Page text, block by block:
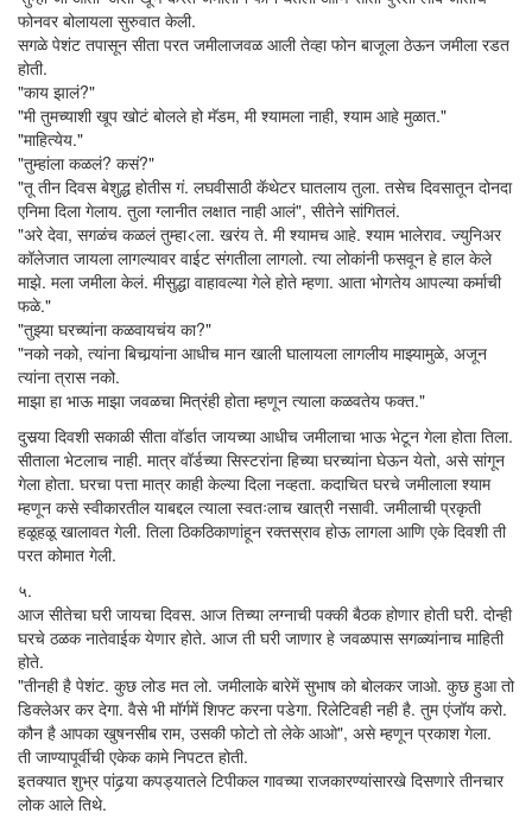
फोनवर बोलायला सुरुवात केली.
सगळे पेशंट तपासून सीता परत जमीलाजवळ आली तेव्हा फोन बाजूला ठेऊन जमीला रडत
होती.
"काय झालं?"
"मी तुमच्याशी खूप खोटं बोलले हो मॅडम, मी श्यामला नाही, श्याम आहे मुळात."
"माहित्येय."
"तुम्हांला कळलं? कसं?"
"तू तीन दिवस बेशुद्ध होतीस गं. लघवीसाठी कॅथेटर घातलाय तुला. तसेच दिवसातून दोनदा
एनिमा दिला गेलाय. तुला ग्लानीत लक्षात नाही आलं", सीतेने सांगितलं.
"अरे देवा, सगळंच कळलं तुम्हा<ला. खरंय ते. मी श्यामच आहे. श्याम भालेराव. ज्युनिअर
कॉलेजात जायला लागल्यावर वाईट संगतीला लागलो. त्या लोकांनी फसवून हे हाल केले
माझे. मला जमीला केलं. मीसुद्धा वाहावल्या गेले होते म्हणा. आता भोगतेय आपल्या कर्माची
फळे."
"तुझ्या घरच्यांना कळवायचंय का?"
"नको नको, त्यांना बिचार्‍यांना आधीच मान खाली घालायला लागलीय माझ्यामुळे, अजून
त्यांना त्रास नको.
माझा हा भाऊ माझा जवळचा मित्रंही होता म्हणून त्याला कळवतेय फक्त."
दुसर्‍या दिवशी सकाळी सीता वॉर्डात जायच्या आधीच जमीलाचा भाऊ भेटून गेला होता तिला.
सीताला भेटलाच नाही. मात्र वॉर्डच्या सिस्टरांना हिच्या घरच्यांना घेऊन येतो, असे सांगून
गेला होता. घरचा पत्ता मात्र काही केल्या दिला नव्हता. कदाचित घरचे जमीलाला श्याम
म्हणून कसे स्वीकारतील याबद्दल त्याला स्वतःलाच खात्री नसावी. जमीलाची प्रकृती
हळूहळू खालावत गेली. तिला ठिकठिकाणांहून रक्तस्राव होऊ लागला आणि एके दिवशी ती
परत कोमात गेली.
५.
आज सीतेचा घरी जायचा दिवस. आज तिच्या लग्नाची पक्की बैठक होणार होती घरी. दोन्ही
घरचे ठळक नातेवाईक येणार होते. आज ती घरी जाणार हे जवळपास सगळ्यांनाच माहिती
होते.
"तीनही है पेशंट. कुछ लोड मत लो. जमीलाके बारेमें सुभाष को बोलकर जाओ. कुछ हुआ तो
डिक्लेअर कर देगा. वैसे भी मॉर्गमें शिफ्ट करना पडेगा. रिलेटिवही नही है. तुम एंजॉय करो.
कौन है आपका खुषनसीब राम, उसकी फोटो तो लेके आओ", असे म्हणून प्रकाश गेला.
ती जाण्यापूर्वीची एकेक कामे निपटत होती.
इतक्यात शुभ्र पांढर्‍या कपड्यातले टिपीकल गावच्या राजकारण्यांसारखे दिसणारे तीनचार
लोक आले तिथे.